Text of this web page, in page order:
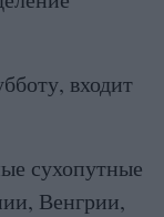
входит
сухопутные
Венгрии,